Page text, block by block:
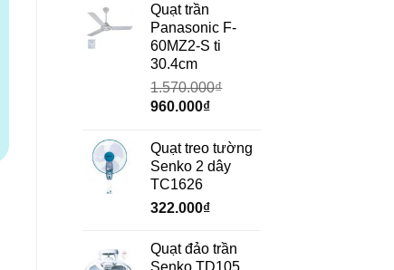
là:
690.000₫.là:
472.000₫.
Quạt trần
Panasonic F-
60MZ2-S ti
30.4cm
1.570.000₫
Giá
là:
1.570.000₫.
960.000₫Giá
tại
là:
Quạt treo tường
Senko 2 dây
TC1626
322.000₫
Quạt đảo trần